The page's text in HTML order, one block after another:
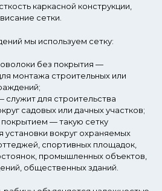
каркасной конструкции,
сетки.
мы используем сетку:
без покрытия —
монтажа строительных или
служит для строительства
садовых или дачных участков;
— такую сетку
установки вокруг охраняемых
спортивных площадок,
промышленных объектов,
общественных зданий.